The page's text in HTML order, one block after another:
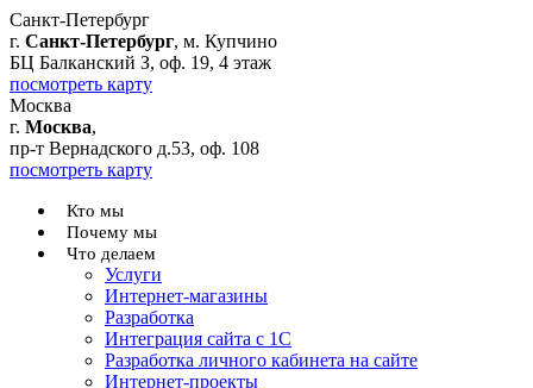
Санкт-Петербург
г. Санкт-Петербург, м. Купчино
БЦ Балканский З, оф. 19, 4 этаж
посмотреть карту
Москва
г. Москва,
пр-т Вернадского д.53, оф. 108
посмотреть карту
Кто мы
Почему мы
Что делаем
Услуги
Интернет-магазины
Разработка
Интеграция сайта с 1С
Разработка личного кабинета на сайте
Интернет-проекты